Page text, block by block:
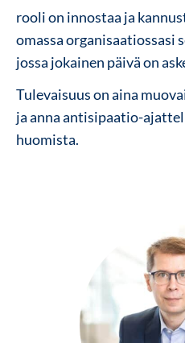
rooli on innostaa ja
omassa organisaatiossasi
jossa jokainen päivä on
Tulevaisuus on aina
ja anna antisipaatio-
huomista.